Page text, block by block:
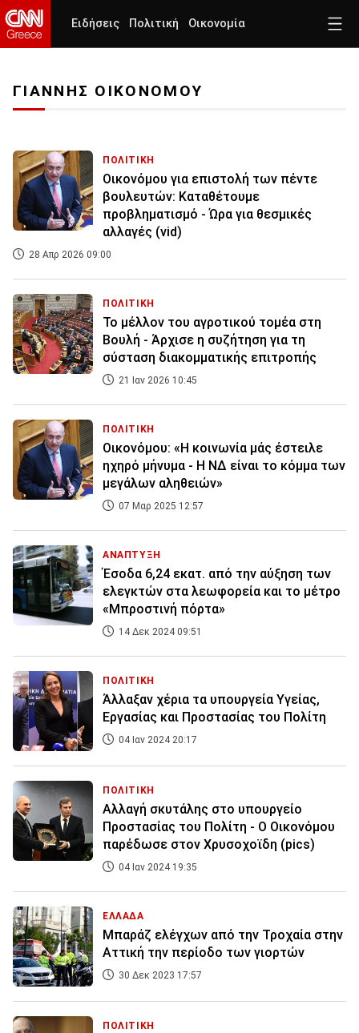
Ειδήσεις Πολιτική Οικονομία
ΓΙΑΝΝΗΣ ΟΙΚΟΝΟΜΟΥ
ΠΟΛΙΤΙΚΗ
Οικονόμου για επιστολή των πέντε
βουλευτών: Καταθέτουμε
προβληματισμό - Ώρα για θεσμικές
αλλαγές (vid)
28 Απρ 2026 09:00
ΠΟΛΙΤΙΚΗ
Το μέλλον του αγροτικού τομέα στη
Βουλή - Άρχισε η συζήτηση για τη
σύσταση διακομματικής επιτροπής
21 Ιαν 2026 10:45
ΠΟΛΙΤΙΚΗ
Οικονόμου: «Η κοινωνία μάς έστειλε
ηχηρό μήνυμα - Η ΝΔ είναι το κόμμα των
μεγάλων αληθειών»
07 Μαρ 2025 12:57
ΑΝΑΠΤΥΞΗ
Έσοδα 6,24 εκατ. από την αύξηση των
ελεγκτών στα λεωφορεία και το μέτρο
«Μπροστινή πόρτα»
14 Δεκ 2024 09:51
ΠΟΛΙΤΙΚΗ
Άλλαξαν χέρια τα υπουργεία Υγείας,
Εργασίας και Προστασίας του Πολίτη
04 Ιαν 2024 20:17
ΠΟΛΙΤΙΚΗ
Αλλαγή σκυτάλης στο υπουργείο
Προστασίας του Πολίτη - Ο Οικονόμου
παρέδωσε στον Χρυσοχοϊδη (pics)
04 Ιαν 2024 19:35
ΕΛΛΑΔΑ
Μπαράζ ελέγχων από την Τροχαία στην
Αττική την περίοδο των γιορτών
30 Δεκ 2023 17:57
ΠΟΛΙΤΙΚΗ